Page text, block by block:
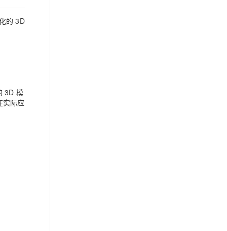
的 3D
3D 模
实际应